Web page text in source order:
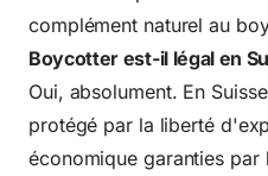
complément naturel au
Boycotter est-il légal en
Oui, absolument. En
protégé par la liberté
économique garanties